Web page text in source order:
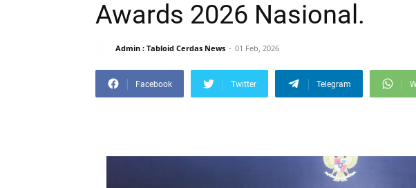
Awards 2026 Nasional.
Admin : Tabloid Cerdas News 01 Feb, 2026
Facebook Twitter Telegram